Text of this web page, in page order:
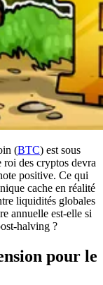
(BTC) est sous
roi des cryptos devra
positive. Ce qui
cache en réalité
liquidités globales
annuelle est-elle si
halving ?
pour le